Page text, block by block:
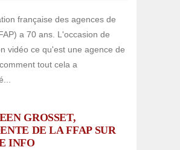
française des agences de
a 70 ans. L'occasion de
vidéo ce qu'est une agence de
tout cela a
GROSSET,
DE LA FFAP SUR
INFO